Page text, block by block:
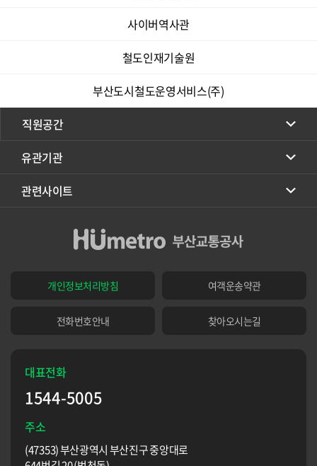
사이버역사관
철도인재기술원
부산도시철도운영서비스(주)
직원공간
유관기관
관련사이트
개인정보처리방침 여객운송약관
전화번호안내 찾아오시는길
대표전화
1544-5005
주소
(47353) 부산광역시 부산진구 중앙대로